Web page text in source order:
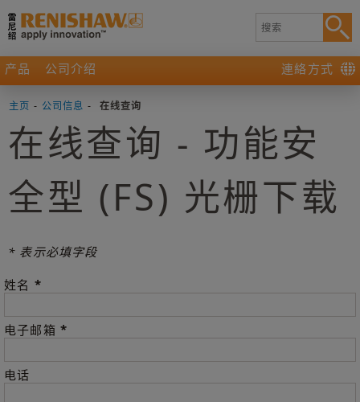
产品 公司介绍 連絡方式
主页 - 公司信息 - 在线查询
在线查询 - 功能安
全型 (FS) 光栅下载
* 表示必填字段
姓名 *
电子邮箱 *
电话